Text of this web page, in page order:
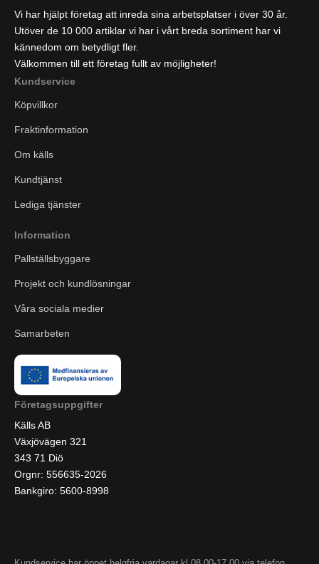
Vi har hjälpt företag att inreda sina arbetsplatser i över 30 år.
Utöver de 10 000 artiklar vi har i vårt breda sortiment har vi
kännedom om betydligt fler.
Välkommen till ett företag fullt av möjligheter!
Kundservice
Köpvillkor
Fraktinformation
Om källs
Kundtjänst
Lediga tjänster
Information
Pallställsbyggare
Projekt och kundlösningar
Våra sociala medier
Samarbeten
Företagsuppgifter
Källs AB
Växjövägen 321
343 71 Diö
Orgnr: 556635-2026
Bankgiro: 5600-8998